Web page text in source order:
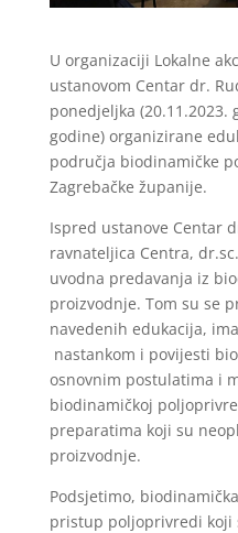
U organizaciji Lokalne
ustanovom Centar dr.
ponedjeljka (20.11.2023.
godine) organizirane
područja biodinamičke
Zagrebačke županije.
Ispred ustanove Centar
ravnateljica Centra,
uvodna predavanja iz
proizvodnje. Tom su se
navedenih edukacija,
nastankom i povijesti
osnovnim postulatima i
biodinamičkoj
preparatima koji su
proizvodnje.
Podsjetimo,
pristup poljoprivredi koji